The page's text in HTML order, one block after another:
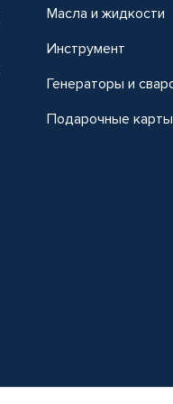
Масла и жидкости
Инструмент
Генераторы и
Подарочные карты